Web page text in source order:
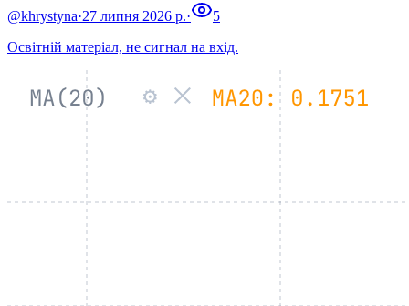
@khrystyna·27 липня 2026 р.·
5
Освітній матеріал, не сигнал на вхід.